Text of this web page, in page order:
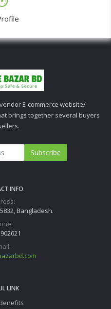
E-commerce website/
brings together several buyers
Subscribe
INFO
Bangladesh.
LINK